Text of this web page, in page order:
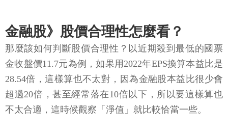
金融股》股價合理性怎麼看？
那麼該如何判斷股價合理性？以近期殺到最低的國票
金收盤價11.7元為例，如果用2022年EPS換算本益比是
28.54倍，這樣算也不太對，因為金融股本益比很少會
超過20倍，甚至經常落在10倍以下，所以要這樣算也
不太合適，這時候觀察「淨值」就比較恰當一些。